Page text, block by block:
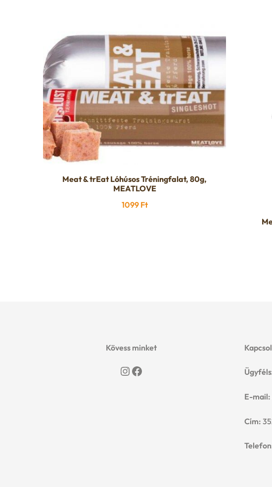
Meat & trEat Lóhúsos Tréningfalat, 80g,
MEATLOVE
1099 Ft
Kövess minket
Instagram
Facebook
E-mail:
Cím: